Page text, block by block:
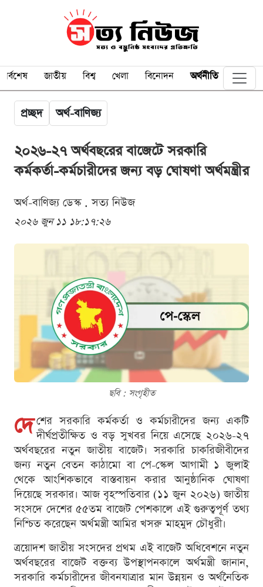
সর্বশেষ জাতীয় বিশ্ব খেলা বিনোদন অর্থনীতি
প্রচ্ছদ অর্থ-বাণিজ্য
২০২৬-২৭ অর্থবছরের বাজেটে সরকারি
কর্মকর্তা-কর্মচারীদের জন্য বড় ঘোষণা অর্থমন্ত্রীর
অর্থ-বাণিজ্য ডেস্ক . সত্য নিউজ
২০২৬ জুন ১১ ১৮:১৭:২৬
ছবি : সংগৃহীত
দে শের সরকারি কর্মকর্তা ও কর্মচারীদের জন্য একটি
দীর্ঘপ্রতীক্ষিত ও বড় সুখবর নিয়ে এসেছে ২০২৬-২৭
অর্থবছরের নতুন জাতীয় বাজেট। সরকারি চাকরিজীবীদের
জন্য নতুন বেতন কাঠামো বা পে-স্কেল আগামী ১ জুলাই
থেকে আংশিকভাবে বাস্তবায়ন করার আনুষ্ঠানিক ঘোষণা
দিয়েছে সরকার। আজ বৃহস্পতিবার (১১ জুন ২০২৬) জাতীয়
সংসদে দেশের ৫৫তম বাজেট পেশকালে এই গুরুত্বপূর্ণ তথ্য
নিশ্চিত করেছেন অর্থমন্ত্রী আমির খসরু মাহমুদ চৌধুরী।
ত্রয়োদশ জাতীয় সংসদের প্রথম এই বাজেট অধিবেশনে নতুন
অর্থবছরের বাজেট বক্তব্য উপস্থাপনকালে অর্থমন্ত্রী জানান,
সরকারি কর্মচারীদের জীবনযাত্রার মান উন্নয়ন ও অর্থনৈতিক